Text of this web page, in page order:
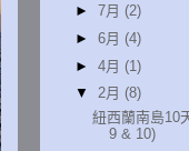
► 7月 (2)
► 6月 (4)
► 4月 (1)
▼ 2月 (8)
紐西蘭南島10
9 & 10)